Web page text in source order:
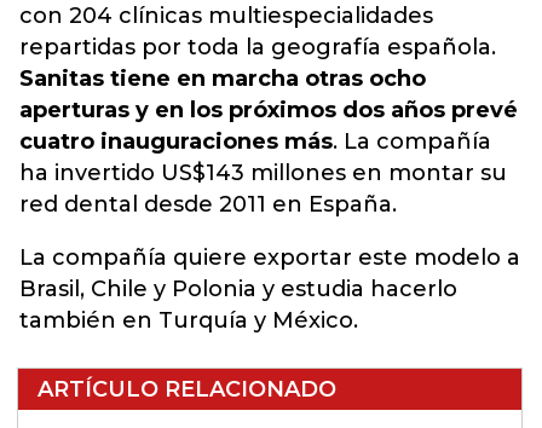
con 204 clínicas multiespecialidades
repartidas por toda la geografía española.
Sanitas tiene en marcha otras ocho
aperturas y en los próximos dos años prevé
cuatro inauguraciones más. La compañía
ha invertido US$143 millones en montar su
red dental desde 2011 en España.
La compañía quiere exportar este modelo a
Brasil, Chile y Polonia y estudia hacerlo
también en Turquía y México.
ARTÍCULO RELACIONADO